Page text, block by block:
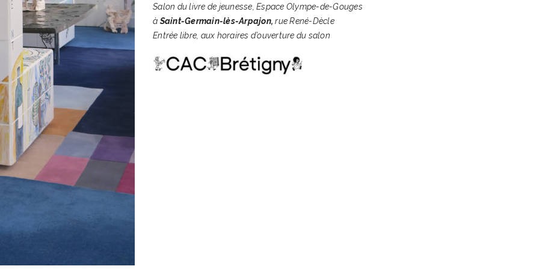
Salon du livre de jeunesse, Espace Olympe-de-Gouges
à Saint-Germain-lès-Arpajon,rue René-Dècle
Entrée libre, aux horaires d’ouverture du salon